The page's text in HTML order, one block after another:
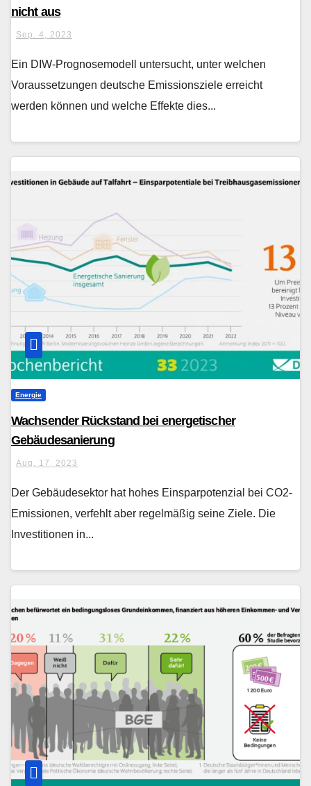
nicht aus
Sep. 4, 2023
Ein DIW-Prognosemodell untersucht, unter welchen
Voraussetzungen deutsche Emissionsziele erreicht
werden können und welche Effekte dies...
Energie
Wachsender Rückstand bei energetischer
Gebäudesanierung
Aug. 17, 2023
Der Gebäudesektor hat hohes Einsparpotenzial bei CO2-
Emissionen, verfehlt aber regelmäßig seine Ziele. Die
Investitionen in...